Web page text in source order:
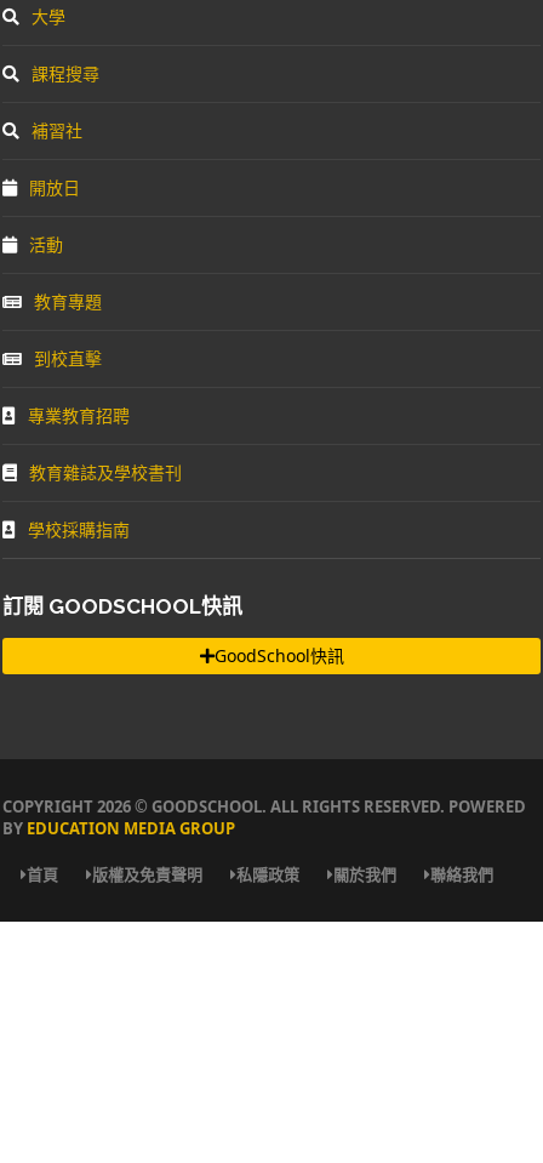
大學
課程搜尋
補習社
開放日
活動
教育專題
到校直擊
專業教育招聘
教育雜誌及學校書刊
學校採購指南
訂閱 GOODSCHOOL快訊
GoodSchool快訊
COPYRIGHT 2026 © GOODSCHOOL. ALL RIGHTS RESERVED. POWERED
BY EDUCATION MEDIA GROUP
首頁 版權及免責聲明 私隱政策 關於我們 聯絡我們